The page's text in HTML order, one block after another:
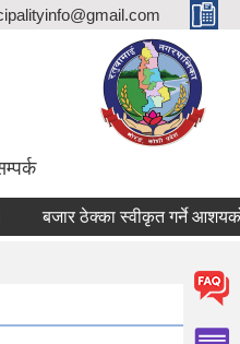
बजार ठेक्का स्वीकृत गर्ने आशयको